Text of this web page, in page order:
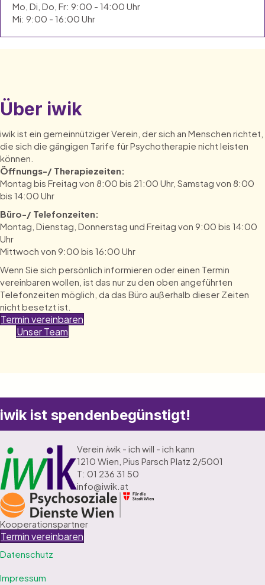
Mo, Di, Do, Fr: 9:00 - 14:00 Uhr
Mi: 9:00 - 16:00 Uhr
Über iwik
iwik ist ein gemeinnütziger Verein, der sich an Menschen richtet,
die sich die gängigen Tarife für Psychotherapie nicht leisten
können.
Öffnungs-/ Therapiezeiten:
Montag bis Freitag von 8:00 bis 21:00 Uhr, Samstag von 8:00
bis 14:00 Uhr
Büro-/ Telefonzeiten:
Montag, Dienstag, Donnerstag und Freitag von 9:00 bis 14:00
Uhr
Mittwoch von 9:00 bis 16:00 Uhr
Wenn Sie sich persönlich informieren oder einen Termin
vereinbaren wollen, ist das nur zu den oben angeführten
Telefonzeiten möglich, da das Büro außerhalb dieser Zeiten
nicht besetzt ist.
Termin vereinbaren
Unser Team
iwik ist spendenbegünstigt!
Verein iwik - ich will - ich kann
1210 Wien, Pius Parsch Platz 2/5001
T: 01 236 31 50
info@iwik.at
Kooperationspartner
Termin vereinbaren
Datenschutz
Impressum